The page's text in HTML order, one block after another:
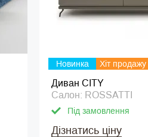
Новинка Хіт продажу
Диван CITY
Салон: ROSSATTI
Під замовлення
Дізнатись ціну